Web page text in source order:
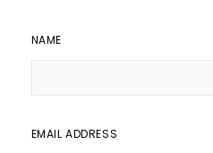
NAME
EMAIL ADDRESS